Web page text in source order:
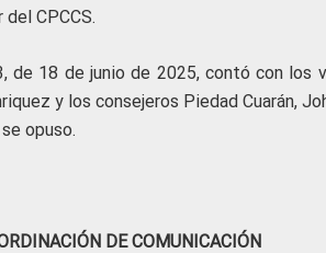
CPCCS.
de 18 de junio de 2025, contó con
y los consejeros Piedad Cuarán,
opuso.
DE COMUNICACIÓN